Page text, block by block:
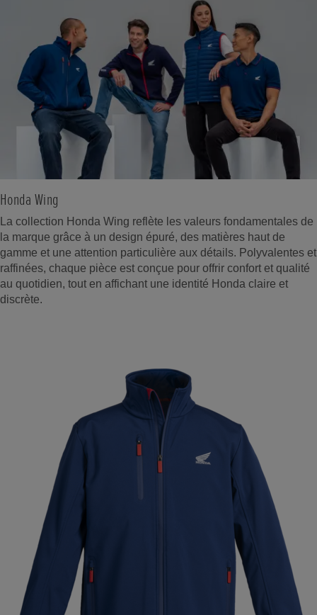
Honda Wing
La collection Honda Wing reflète les valeurs fondamentales de
la marque grâce à un design épuré, des matières haut de
gamme et une attention particulière aux détails. Polyvalentes et
raffinées, chaque pièce est conçue pour offrir confort et qualité
au quotidien, tout en affichant une identité Honda claire et
discrète.